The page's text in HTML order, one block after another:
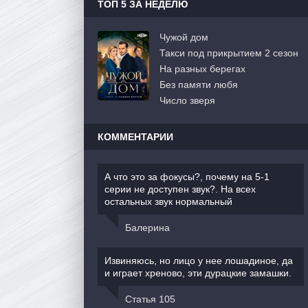
ТОП 5 ЗА НЕДЕЛЮ
Чужой дом
Такси под прикрытием 2 сезон
На разных берегах
Без памяти любя
Число зверя
КОММЕНТАРИИ
А что это за фокусы?, почему на 5-1
серии не доступен звук?. На всех
остальных звук нормальный
Балерина
Извиняюсь, но лицо у нее лошадиное, да
и играет хреново, эти дурацкие замашки.
Статья 105